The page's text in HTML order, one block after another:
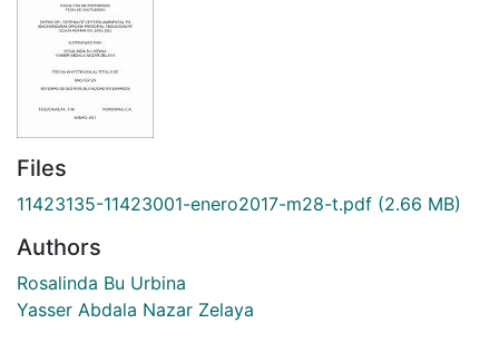
Files
11423135-11423001-enero2017-m28-t.pdf (2.66 MB)
Authors
Rosalinda Bu Urbina
Yasser Abdala Nazar Zelaya